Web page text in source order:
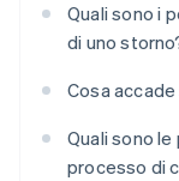
Quali sono i
di uno
Cosa
Quali sono
processo di